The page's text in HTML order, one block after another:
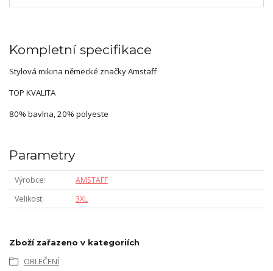
Kompletní specifikace
Stylová mikina německé značky Amstaff
TOP KVALITA
80% bavlna, 20% polyeste
Parametry
Výrobce
AMSTAFF
Velikost
3XL
Zboží zařazeno v kategoriích
OBLEČENÍ